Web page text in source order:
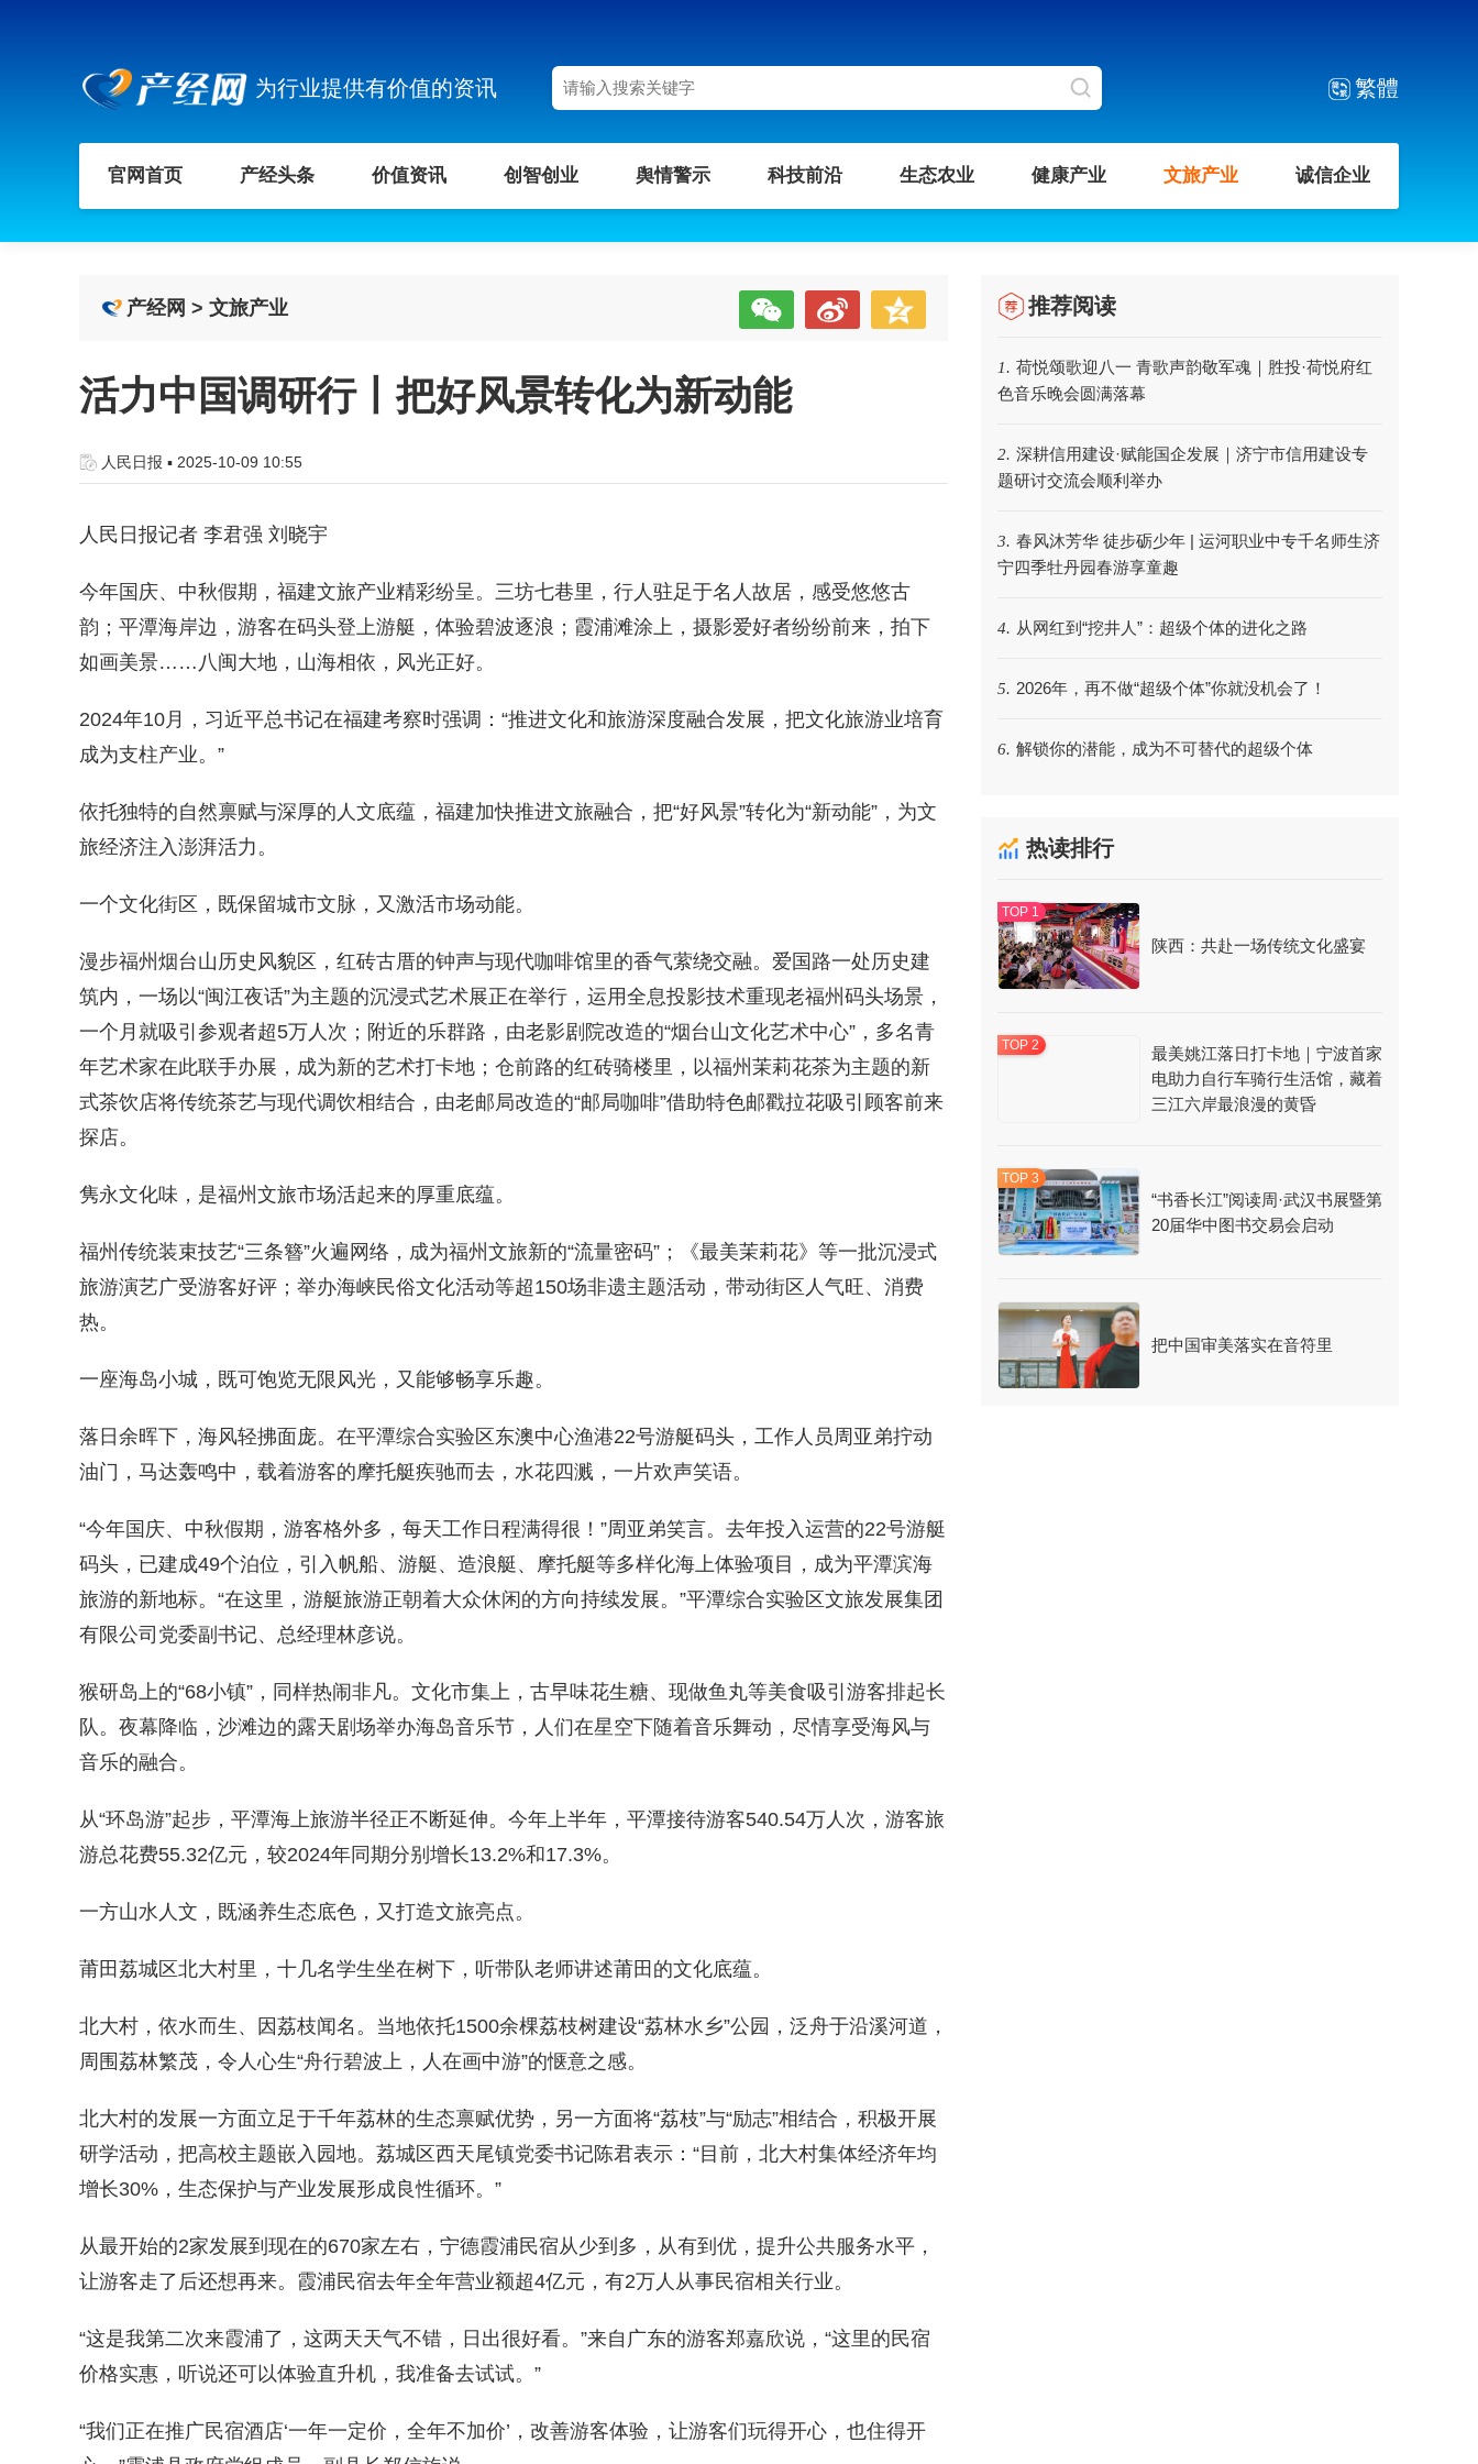
为行业提供有价值的资讯 繁體
官网首页 产经头条 价值资讯 创智创业 舆情警示 科技前沿 生态农业 健康产业 文旅产业 诚信企业
产经网 > 文旅产业
活力中国调研行丨把好风景转化为新动能
人民日报 ▪ 2025-10-09 10:55
人民日报记者 李君强 刘晓宇
今年国庆、中秋假期，福建文旅产业精彩纷呈。三坊七巷里，行人驻足于名人故居，感受悠悠古
韵；平潭海岸边，游客在码头登上游艇，体验碧波逐浪；霞浦滩涂上，摄影爱好者纷纷前来，拍下
如画美景……八闽大地，山海相依，风光正好。
2024年10月，习近平总书记在福建考察时强调：“推进文化和旅游深度融合发展，把文化旅游业培育
成为支柱产业。”
依托独特的自然禀赋与深厚的人文底蕴，福建加快推进文旅融合，把“好风景”转化为“新动能”，为文
旅经济注入澎湃活力。
一个文化街区，既保留城市文脉，又激活市场动能。
漫步福州烟台山历史风貌区，红砖古厝的钟声与现代咖啡馆里的香气萦绕交融。爱国路一处历史建
筑内，一场以“闽江夜话”为主题的沉浸式艺术展正在举行，运用全息投影技术重现老福州码头场景，
一个月就吸引参观者超5万人次；附近的乐群路，由老影剧院改造的“烟台山文化艺术中心”，多名青
年艺术家在此联手办展，成为新的艺术打卡地；仓前路的红砖骑楼里，以福州茉莉花茶为主题的新
式茶饮店将传统茶艺与现代调饮相结合，由老邮局改造的“邮局咖啡”借助特色邮戳拉花吸引顾客前来
探店。
隽永文化味，是福州文旅市场活起来的厚重底蕴。
福州传统装束技艺“三条簪”火遍网络，成为福州文旅新的“流量密码”；《最美茉莉花》等一批沉浸式
旅游演艺广受游客好评；举办海峡民俗文化活动等超150场非遗主题活动，带动街区人气旺、消费
热。
一座海岛小城，既可饱览无限风光，又能够畅享乐趣。
落日余晖下，海风轻拂面庞。在平潭综合实验区东澳中心渔港22号游艇码头，工作人员周亚弟拧动
油门，马达轰鸣中，载着游客的摩托艇疾驰而去，水花四溅，一片欢声笑语。
“今年国庆、中秋假期，游客格外多，每天工作日程满得很！”周亚弟笑言。去年投入运营的22号游艇
码头，已建成49个泊位，引入帆船、游艇、造浪艇、摩托艇等多样化海上体验项目，成为平潭滨海
旅游的新地标。“在这里，游艇旅游正朝着大众休闲的方向持续发展。”平潭综合实验区文旅发展集团
有限公司党委副书记、总经理林彦说。
猴研岛上的“68小镇”，同样热闹非凡。文化市集上，古早味花生糖、现做鱼丸等美食吸引游客排起长
队。夜幕降临，沙滩边的露天剧场举办海岛音乐节，人们在星空下随着音乐舞动，尽情享受海风与
音乐的融合。
从“环岛游”起步，平潭海上旅游半径正不断延伸。今年上半年，平潭接待游客540.54万人次，游客旅
游总花费55.32亿元，较2024年同期分别增长13.2%和17.3%。
一方山水人文，既涵养生态底色，又打造文旅亮点。
莆田荔城区北大村里，十几名学生坐在树下，听带队老师讲述莆田的文化底蕴。
北大村，依水而生、因荔枝闻名。当地依托1500余棵荔枝树建设“荔林水乡”公园，泛舟于沿溪河道，
周围荔林繁茂，令人心生“舟行碧波上，人在画中游”的惬意之感。
北大村的发展一方面立足于千年荔林的生态禀赋优势，另一方面将“荔枝”与“励志”相结合，积极开展
研学活动，把高校主题嵌入园地。荔城区西天尾镇党委书记陈君表示：“目前，北大村集体经济年均
增长30%，生态保护与产业发展形成良性循环。”
从最开始的2家发展到现在的670家左右，宁德霞浦民宿从少到多，从有到优，提升公共服务水平，
让游客走了后还想再来。霞浦民宿去年全年营业额超4亿元，有2万人从事民宿相关行业。
“这是我第二次来霞浦了，这两天天气不错，日出很好看。”来自广东的游客郑嘉欣说，“这里的民宿
价格实惠，听说还可以体验直升机，我准备去试试。”
“我们正在推广民宿酒店‘一年一定价，全年不加价’，改善游客体验，让游客们玩得开心，也住得开
推荐阅读
1. 荷悦颂歌迎八一 青歌声韵敬军魂｜胜投·荷悦府红
色音乐晚会圆满落幕
2. 深耕信用建设·赋能国企发展｜济宁市信用建设专
题研讨交流会顺利举办
3. 春风沐芳华 徒步砺少年 | 运河职业中专千名师生济
宁四季牡丹园春游享童趣
4. 从网红到“挖井人”：超级个体的进化之路
5. 2026年，再不做“超级个体”你就没机会了！
6. 解锁你的潜能，成为不可替代的超级个体
热读排行
陕西：共赴一场传统文化盛宴
最美姚江落日打卡地｜宁波首家
电助力自行车骑行生活馆，藏着
三江六岸最浪漫的黄昏
“书香长江”阅读周·武汉书展暨第
20届华中图书交易会启动
把中国审美落实在音符里